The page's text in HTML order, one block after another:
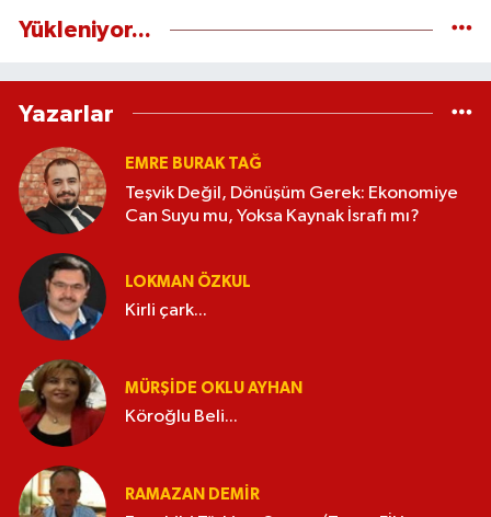
Yükleniyor...
Yazarlar
EMRE BURAK TAĞ
Teşvik Değil, Dönüşüm Gerek: Ekonomiye
Can Suyu mu, Yoksa Kaynak İsrafı mı?
LOKMAN ÖZKUL
Kirli çark...
MÜRŞIDE OKLU AYHAN
Köroğlu Beli...
RAMAZAN DEMİR